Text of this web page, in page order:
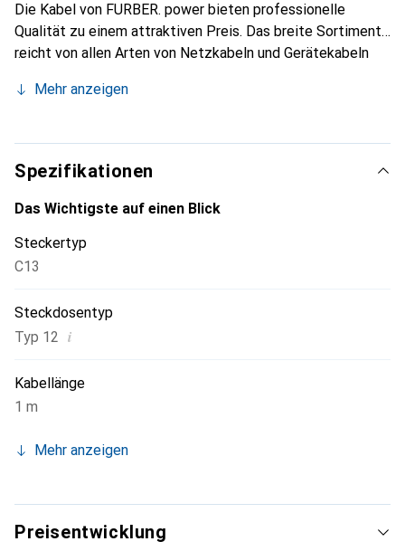
Die Kabel von FURBER. power bieten professionelle
Qualität zu einem attraktiven Preis. Das breite Sortiment
reicht von allen Arten von Netzkabeln und Gerätekabeln
offenem Ende in verschiedenen Längen und Farben. Ob für
power finden Sie das richtige Stromkabel.
Mehr anzeigen
Spezifikationen
Das Wichtigste auf einen Blick
Steckertyp
C13
Steckdosentyp
Typ 12 i
Kabellänge
1 m
Mehr anzeigen
Preisentwicklung